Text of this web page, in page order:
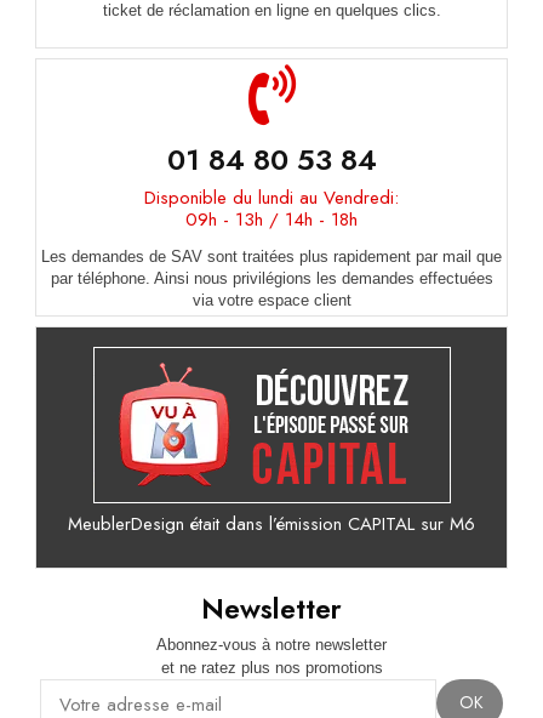
ticket de réclamation en ligne en quelques clics.
01 84 80 53 84
Disponible du lundi au Vendredi:
09h - 13h / 14h - 18h
Les demandes de SAV sont traitées plus rapidement par mail que
par téléphone. Ainsi nous privilégions les demandes effectuées
via votre espace client
MeublerDesign était dans l’émission CAPITAL sur M6
Newsletter
Abonnez-vous à notre newsletter
et ne ratez plus nos promotions